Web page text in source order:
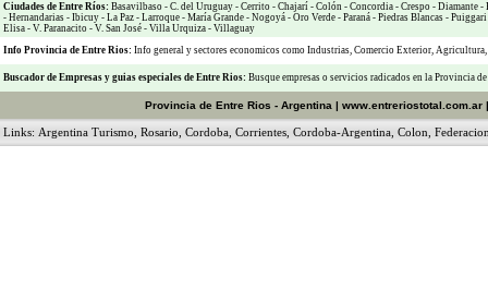
Ciudades de Entre Ríos: Basavilbaso - C. del Uruguay - Cerrito - Chajarí - Colón - Concordia - Crespo - Diamante -
- Hernandarias - Ibicuy - La Paz - Larroque - María Grande - Nogoyá - Oro Verde - Paraná - Piedras Blancas - Puiggari
Elisa - V. Paranacito - V. San José - Villa Urquiza - Villaguay
Info Provincia de Entre Rios: Info general y sectores economicos como Industrias, Comercio Exterior, Agricultura,
Buscador de Empresas y guias especiales de Entre Rios: Busque empresas o servicios radicados en la Provincia
Provincia de Entre Rios - Argentina | www.entreriostotal.com.ar
Links: Argentina Turismo Rosario Cordoba Corrientes Cordoba-Argentina Colon